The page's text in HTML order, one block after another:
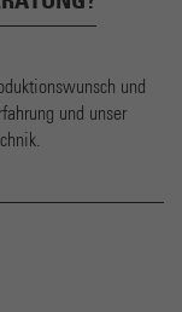
und
und unser